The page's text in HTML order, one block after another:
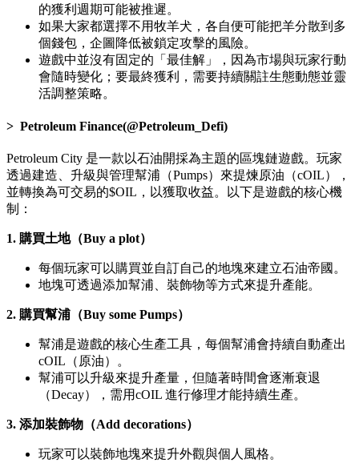
的獲利週期可能被推遲。
如果大家都選擇不用牧羊犬，各自便可能把羊分散到多
個錢包，企圖降低被鎖定攻擊的風險。
遊戲中並沒有固定的「最佳解」，因為市場與玩家行動
會隨時變化；要最終獲利，需要持續關註生態動態並靈
活調整策略。
Petroleum Finance(@Petroleum_Defi)
Petroleum City 是一款以石油開採為主題的區塊鏈遊戲。玩家
透過建造、升級與管理幫浦（Pumps）來提煉原油（cOIL），
並轉換為可交易的$OIL，以獲取收益。以下是遊戲的核心機
制：
1. 購買土地（Buy a plot）
每個玩家可以購買並自訂自己的地塊來建立石油帝國。
地塊可透過添加幫浦、裝飾物等方式來提升產能。
2. 購買幫浦（Buy some Pumps）
幫浦是遊戲的核心生產工具，每個幫浦會持續自動產出
cOIL（原油）。
幫浦可以升級來提升產量，但隨著時間會逐漸衰退
（Decay），需用cOIL 進行修理才能持續生產。
3. 添加裝飾物（Add decorations）
玩家可以裝飾地塊來提升外觀與個人風格。